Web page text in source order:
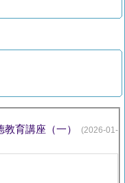
育講座（一）
(2026-01-